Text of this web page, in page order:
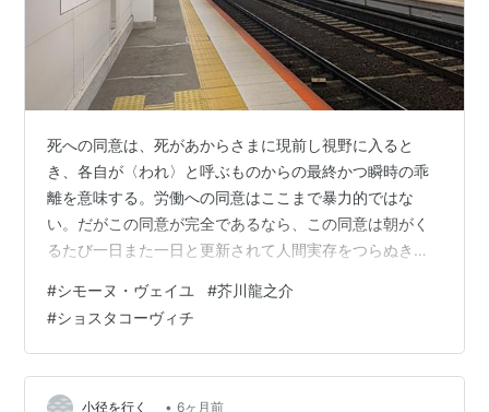
死への同意は、死があからさまに現前し視野に入ると
き、各自が〈われ〉と呼ぶものからの最終かつ瞬時の乖
離を意味する。労働への同意はここまで暴力的ではな
い。だがこの同意が完全であるなら、この同意は朝がく
るたび一日また一日と更新されて人間実存をつらぬき、
ばしば死ぬまで延々とつづく。毎朝、労働者はその日一
日のそして生涯にわたる労働に同意する。悲しかろうが
朗らかだろうが、憂慮に沈んでいようが娯楽に飢えてい
ようが、疲弊していようが活力にあふれていようが、労
働に同意するのである。 死への同意についで、労働を生
#シモーヌ・ヴェイユ #芥川龍之介
#ショスタコーヴィチ
小径を行く • 6ヶ月前